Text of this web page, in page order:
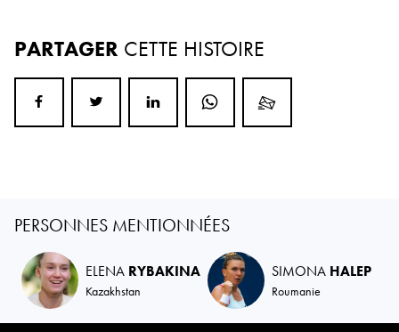
PARTAGER CETTE HISTOIRE
PERSONNES MENTIONNÉES
ELENA RYBAKINA
Kazakhstan
SIMONA HALEP
Roumanie